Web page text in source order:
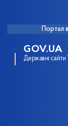
Портал
GOV.UA
Державні сайти